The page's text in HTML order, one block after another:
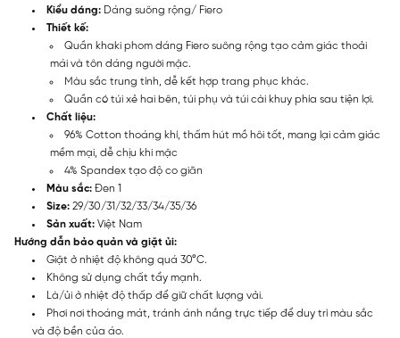
Kiểu dáng: Dáng suông rộng/ Fiero
Thiết kế:
Quần khaki phom dáng Fiero suông rộng tạo cảm giác thoải
mái và tôn dáng người mặc.
Màu sắc trung tính, dễ kết hợp trang phục khác.
Quần có túi xẻ hai bên, túi phụ và túi cài khuy phía sau tiện lợi.
Chất liệu:
96% Cotton thoáng khí, thấm hút mồ hôi tốt, mang lại cảm giác
mềm mại, dễ chịu khi mặc
4% Spandex tạo độ co giãn
Màu sắc: Đen 1
Size: 29/30/31/32/33/34/35/36
Sản xuất: Việt Nam
Hướng dẫn bảo quản và giặt ủi:
Giặt ở nhiệt độ không quá 30°C.
Không sử dụng chất tẩy mạnh.
Là/ủi ở nhiệt độ thấp để giữ chất lượng vải.
Phơi nơi thoáng mát, tránh ánh nắng trực tiếp để duy trì màu sắc
và độ bền của áo.